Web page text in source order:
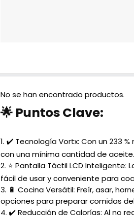
No se han encontrado productos.
🌟 Puntos Clave:
1. ✔️ Tecnología Vortx: Con un 233
con una mínima cantidad de aceite.
2. ⭐ Pantalla Táctil LCD Inteligente:
fácil de usar y conveniente para
3. 🔋 Cocina Versátil: Freír, asar,
opciones para preparar comidas
4. ✔️ Reducción de Calorías: Al no